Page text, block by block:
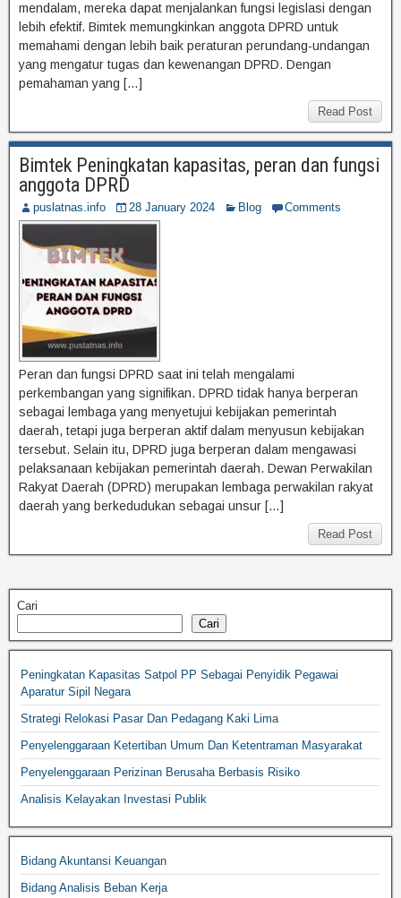
mendalam, mereka dapat menjalankan fungsi legislasi dengan
lebih efektif. Bimtek memungkinkan anggota DPRD untuk
memahami dengan lebih baik peraturan perundang-undangan
yang mengatur tugas dan kewenangan DPRD. Dengan
pemahaman yang […]
Read Post
Bimtek Peningkatan kapasitas, peran dan fungsi
anggota DPRD
puslatnas.info 28 January 2024 Blog Comments
Peran dan fungsi DPRD saat ini telah mengalami
perkembangan yang signifikan. DPRD tidak hanya berperan
sebagai lembaga yang menyetujui kebijakan pemerintah
daerah, tetapi juga berperan aktif dalam menyusun kebijakan
tersebut. Selain itu, DPRD juga berperan dalam mengawasi
pelaksanaan kebijakan pemerintah daerah. Dewan Perwakilan
Rakyat Daerah (DPRD) merupakan lembaga perwakilan rakyat
daerah yang berkedudukan sebagai unsur […]
Read Post
Cari
Cari
Peningkatan Kapasitas Satpol PP Sebagai Penyidik Pegawai
Aparatur Sipil Negara
Strategi Relokasi Pasar Dan Pedagang Kaki Lima
Penyelenggaraan Ketertiban Umum Dan Ketentraman Masyarakat
Penyelenggaraan Perizinan Berusaha Berbasis Risiko
Analisis Kelayakan Investasi Publik
Bidang Akuntansi Keuangan
Bidang Analisis Beban Kerja